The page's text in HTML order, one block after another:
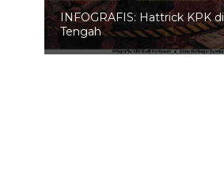
INFOGRAFIS: 5 Anggota DPR
Dinonaktifkan